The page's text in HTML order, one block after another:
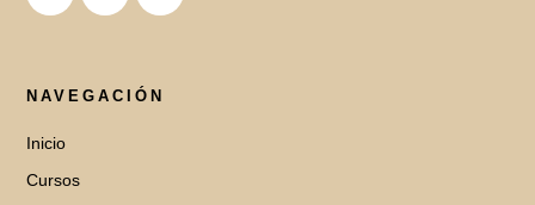
NAVEGACIÓN
Inicio
Cursos